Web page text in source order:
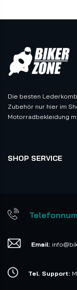
Die besten
Zubehör nur hier im
Motorradbekleidung
SHOP SERVICE
Email:
Tel. Support: